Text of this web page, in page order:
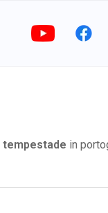
tempestade in